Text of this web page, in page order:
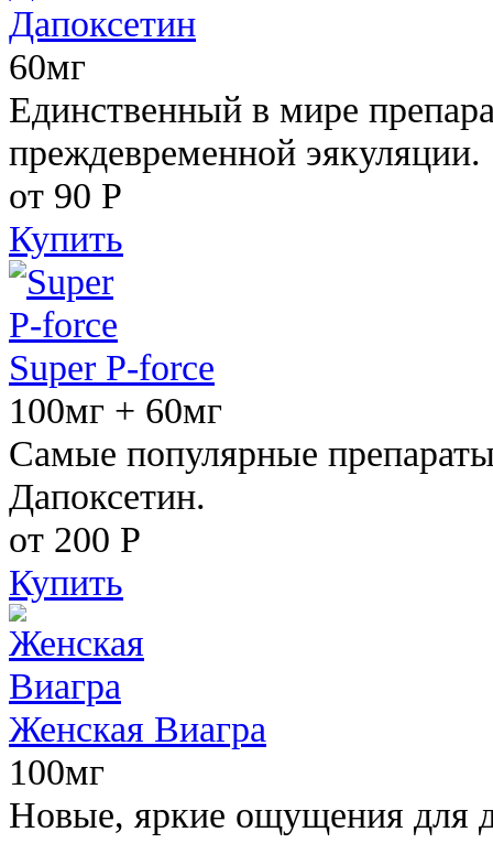
Дапоксетин
60мг
Единственный в мире
преждевременной эякуляции.
от 90 Р
Купить
Super P-force
100мг + 60мг
Самые популярные
Дапоксетин.
от 200 Р
Купить
Женская Виагра
100мг
Новые, яркие ощущения для